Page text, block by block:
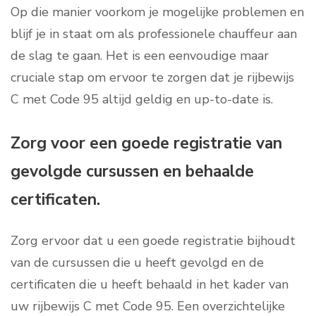
Op die manier voorkom je mogelijke problemen en
blijf je in staat om als professionele chauffeur aan
de slag te gaan. Het is een eenvoudige maar
cruciale stap om ervoor te zorgen dat je rijbewijs
C met Code 95 altijd geldig en up-to-date is.
Zorg voor een goede registratie van
gevolgde cursussen en behaalde
certificaten.
Zorg ervoor dat u een goede registratie bijhoudt
van de cursussen die u heeft gevolgd en de
certificaten die u heeft behaald in het kader van
uw rijbewijs C met Code 95. Een overzichtelijke